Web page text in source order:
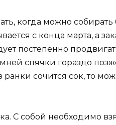
когда можно
с конца марта, а
постепенно
спячки гораздо
ранки сочится сок, то
С собой необходимо